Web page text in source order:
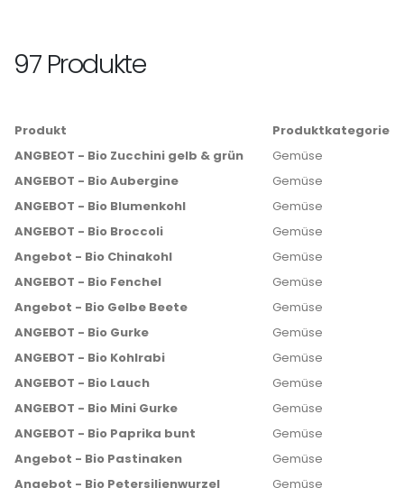
97 Produkte
Produkt
Produktkategorie
ANGBEOT - Bio Zucchini gelb & grün
Gemüse
ANGEBOT - Bio Aubergine
Gemüse
ANGEBOT - Bio Blumenkohl
Gemüse
ANGEBOT - Bio Broccoli
Gemüse
Angebot - Bio Chinakohl
Gemüse
ANGEBOT - Bio Fenchel
Gemüse
Angebot - Bio Gelbe Beete
Gemüse
ANGEBOT - Bio Gurke
Gemüse
ANGEBOT - Bio Kohlrabi
Gemüse
ANGEBOT - Bio Lauch
Gemüse
ANGEBOT - Bio Mini Gurke
Gemüse
ANGEBOT - Bio Paprika bunt
Gemüse
Angebot - Bio Pastinaken
Gemüse
Angebot - Bio Petersilienwurzel
Gemüse